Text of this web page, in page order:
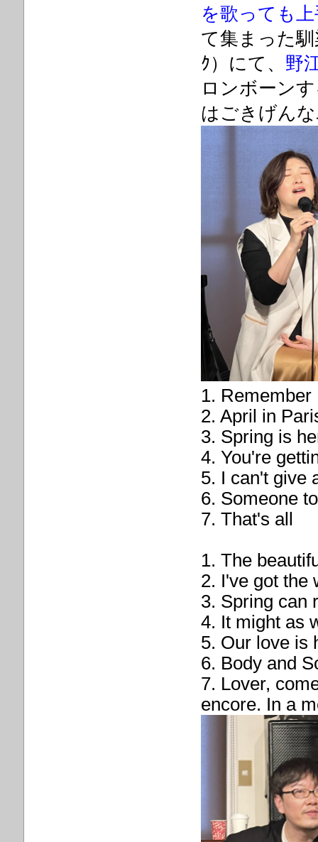
を歌っても
て集まった
ｸ）にて、 野
ロンボーン
はごきげん
1. Remember
2. April in
3. Spring is
4. You're
5. I can't give
6. Someone
7. That's all
1. The
2. I've got the
3. Spring can
4. It might as
5. Our love is
6. Body and
7. Lover,
encore. In a